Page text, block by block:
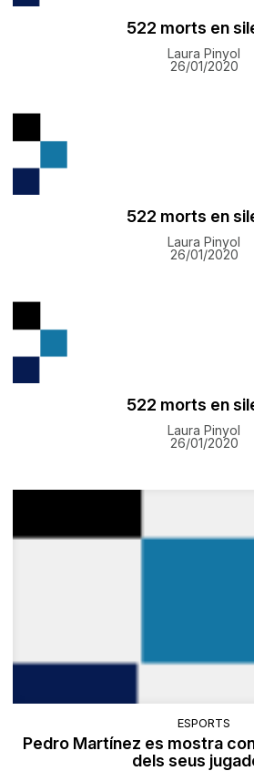
522 morts en
Laura Pinyol
26/01/2020
522 morts en
Laura Pinyol
26/01/2020
522 morts en
Laura Pinyol
26/01/2020
ESPORTS
Pedro Martínez es mostra
dels seus